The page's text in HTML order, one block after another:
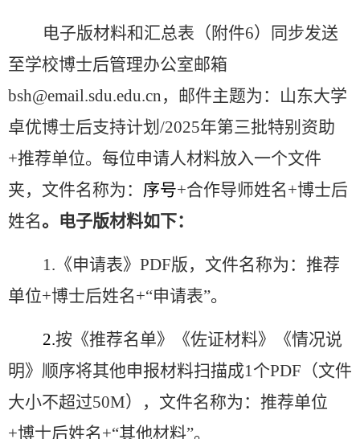
电子版材料和汇总表（附件6）同步发送
至学校博士后管理办公室邮箱
bsh@email.sdu.edu.cn ，邮件主题为：山东大学
卓优博士后支持计划 /2025年第三批特别资助
+推荐单位。每位申请人材料放入一个文件
夹，文件名称为： 序号+合作导师姓名+博士后
姓名。电子版材料如下：
1. 《申请表》 PDF版，文件名称为：推荐
单位+博士后姓名+“申请表”。
2.按《推荐名单》《佐证材料》《情况说
明》顺序将其他申报材料扫描成1 个PDF （文件
大小不超过50M），文件名称为：推荐单位
+博士后姓名+“其他材料”。